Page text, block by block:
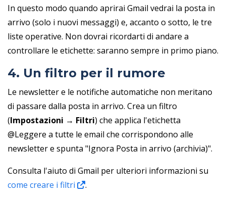
In questo modo quando aprirai Gmail vedrai la posta in
arrivo (solo i nuovi messaggi) e, accanto o sotto, le tre
liste operative. Non dovrai ricordarti di andare a
controllare le etichette: saranno sempre in primo piano.
4. Un filtro per il rumore
Le newsletter e le notifiche automatiche non meritano
di passare dalla posta in arrivo. Crea un filtro
(Impostazioni → Filtri) che applica l'etichetta
@Leggere a tutte le email che corrispondono alle
newsletter e spunta "Ignora Posta in arrivo (archivia)".
Consulta l'aiuto di Gmail per ulteriori informazioni su
come creare i filtri
.